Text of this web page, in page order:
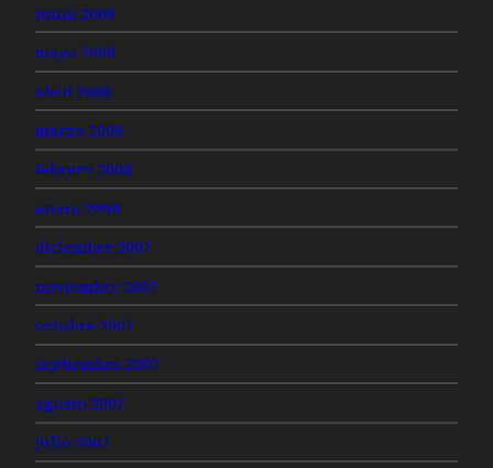
junio 2008
mayo 2008
abril 2008
marzo 2008
febrero 2008
enero 2008
diciembre 2007
noviembre 2007
octubre 2007
septiembre 2007
agosto 2007
julio 2007